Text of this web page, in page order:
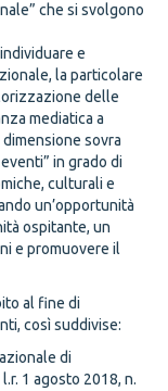
che si svolgono
e
la particolare
delle
mediatica a
sovra
in grado di
culturali e
un’opportunità
ospitante, un
e promuovere il
al fine di
così suddivise:
di
1 agosto 2018, n.